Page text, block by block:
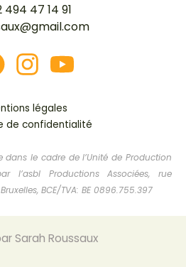
494 47 14 91
légales
de confidentialité
dans le cadre de l’Unité de Production
l’asbl Productions Associées, rue
BCE/TVA: BE 0896.755.397
Sarah Roussaux